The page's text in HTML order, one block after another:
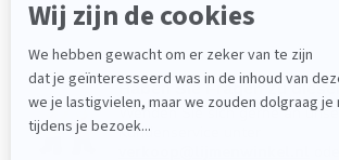
Haben Sie Fragen zu
Wenden Sie sich gerne an
Kundenservice unter